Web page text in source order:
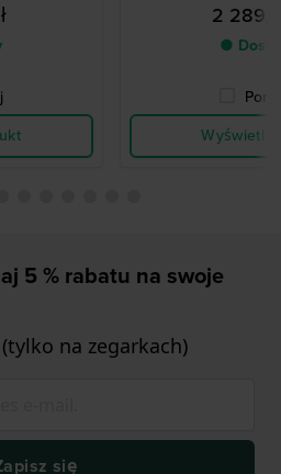
2
●
Wyświetl
5 % rabatu na swoje
na zegarkach)
się